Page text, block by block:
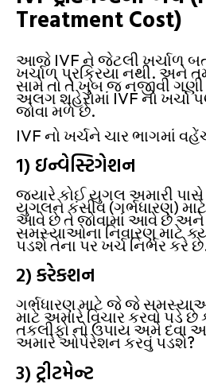
Treatment Cost)
આજે IVF ને જેટલી ખર્ચાળ
ખર્ચાળ પ્રક્રિયા નથી. અને
સામે તો તે ખુબ જ નજીવી
અલગ શહેરોમાં IVF નો
જોવા મળે છે.
IVF નો ખર્ચને ચાર ભાગમાં
1) ઇન્વેસ્ટિગેશન
જયારે કોઈ યુગલ અમારી
યુગલને કંસીવ (ગર્ભધારણ)
આવે છે તે જોવામાં આવે છે અને
સમસ્યાઓના નિવારણ માટે
પડશે તેના પર ખર્ચ નિર્ભર કરે
2) કરેકશન
ગર્ભધારણ માટે જે જે
માટે અમારે વિચાર કરવો પડે
તકલીફો નો ઉપાય અમે દવા
અમારે ઓપેરેશન કરવું પડશે?
3) ટ્રીટમેન્ટ